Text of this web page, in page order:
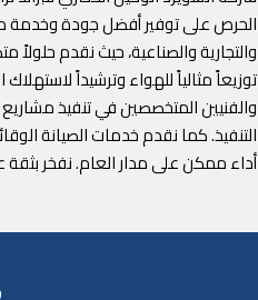
الحرص على توفير أفضل جودة وخدمة
والتجارية والصناعية، حيث نقدم
توزيعاً مثالياً للهواء وترشيداً
والفنيين المتخصصين في تنفيذ مشاريع
التنفيذ. كما نقدم خدمات الصيانة
أداء ممكن على مدار العام. نفخر